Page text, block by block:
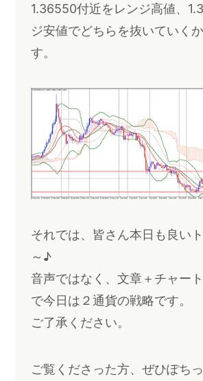
1.36550付近をレンジ高値、
ジ安値でどちらを抜いていく
す。
それでは、皆さん本日も良い
～♪
音声ではなく、文章＋チャー
で今日は２通貨の戦略です。
ご了承ください。
ご覧くださった方、ぜひぽち